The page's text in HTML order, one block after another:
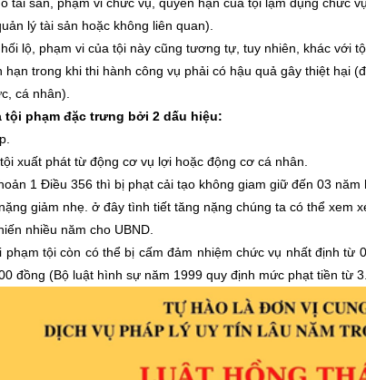
lý tài sản hoặc không liên quan).
lộ, phạm vi của tội này cũng tương tự, tuy nhiên, khác với
hạn trong khi thi hành công vụ phải có hậu quả gây thiệt hại
cá nhân).
tội phạm đặc trưng bởi 2 dấu hiệu:
xuất phát từ động cơ vụ lợi hoặc động cơ cá nhân.
1 Điều 356 thì bị phạt cải tạo không giam giữ đến 03
giảm nhẹ. ở đây tình tiết tăng nặng chúng ta có thể xem
nhiều năm cho UBND.
phạm tội còn có thể bị cấm đảm nhiệm chức vụ nhất định từ
đồng (Bộ luật hình sự năm 1999 quy định mức phạt tiền từ